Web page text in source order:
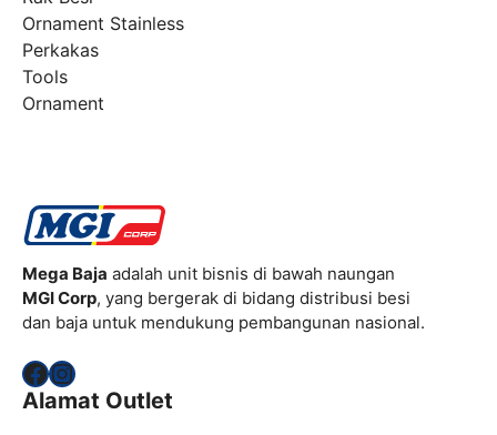
Ornament Stainless
Perkakas
Tools
Ornament
Mega Baja adalah unit bisnis di bawah naungan
MGI Corp, yang bergerak di bidang distribusi besi
dan baja untuk mendukung pembangunan nasional.
Facebook
Instagram
Alamat Outlet